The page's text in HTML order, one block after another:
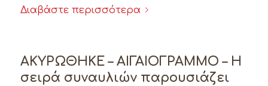
Διαβάστε περισσότερα
ΑΚΥΡΩΘΗΚΕ – ΑΙΓΑΙΟΓΡΑΜΜΟ – Η
σειρά συναυλιών παρουσιάζει